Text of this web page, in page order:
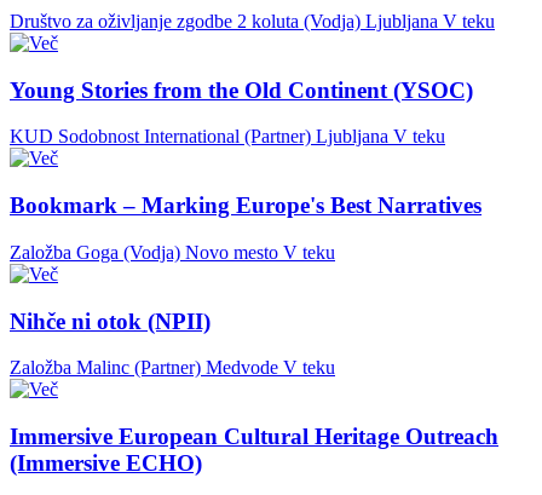
Društvo za oživljanje zgodbe 2 koluta (Vodja) Ljubljana V teku
Young Stories from the Old Continent (YSOC)
KUD Sodobnost International (Partner) Ljubljana V teku
Bookmark – Marking Europe's Best Narratives
Založba Goga (Vodja) Novo mesto V teku
Nihče ni otok (NPII)
Založba Malinc (Partner) Medvode V teku
Immersive European Cultural Heritage Outreach
(Immersive ECHO)